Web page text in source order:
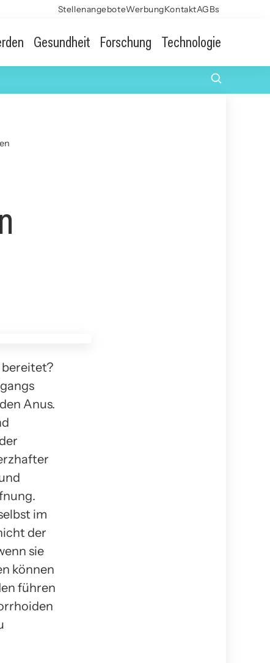
StellenangeboteWerbungKontaktAGBs
Gesundheit Forschung Technologie
bereitet?
Anus.
im
der
sie
können
führen